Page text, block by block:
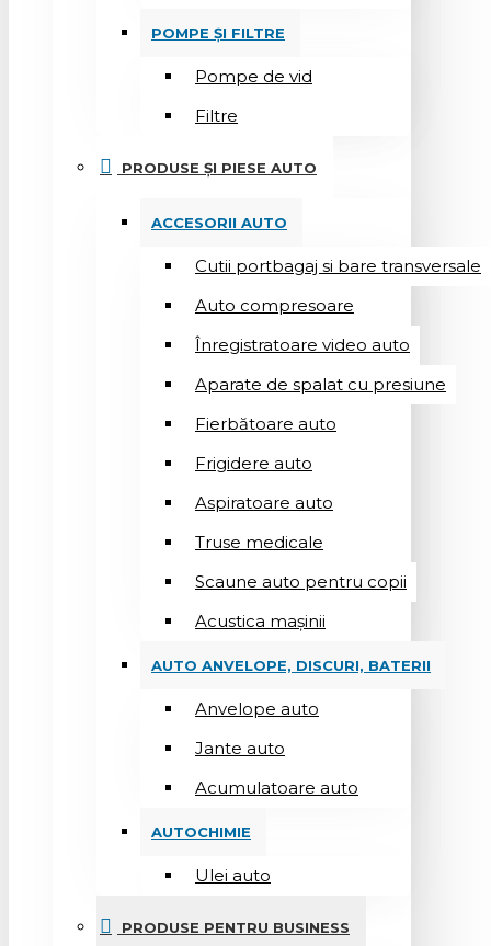
POMPE ȘI FILTRE
Pompe de vid
Filtre
PRODUSE ȘI PIESE AUTO
ACCESORII AUTO
Cutii portbagaj si bare transversale
Auto compresoare
Înregistratoare video auto
Aparate de spalat cu presiune
Fierbătoare auto
Frigidere auto
Aspiratoare auto
Truse medicale
Scaune auto pentru copii
Acustica mașinii
AUTO ANVELOPE, DISCURI, BATERII
Anvelope auto
Jante auto
Acumulatoare auto
AUTOCHIMIE
Ulei auto
PRODUSE PENTRU BUSINESS